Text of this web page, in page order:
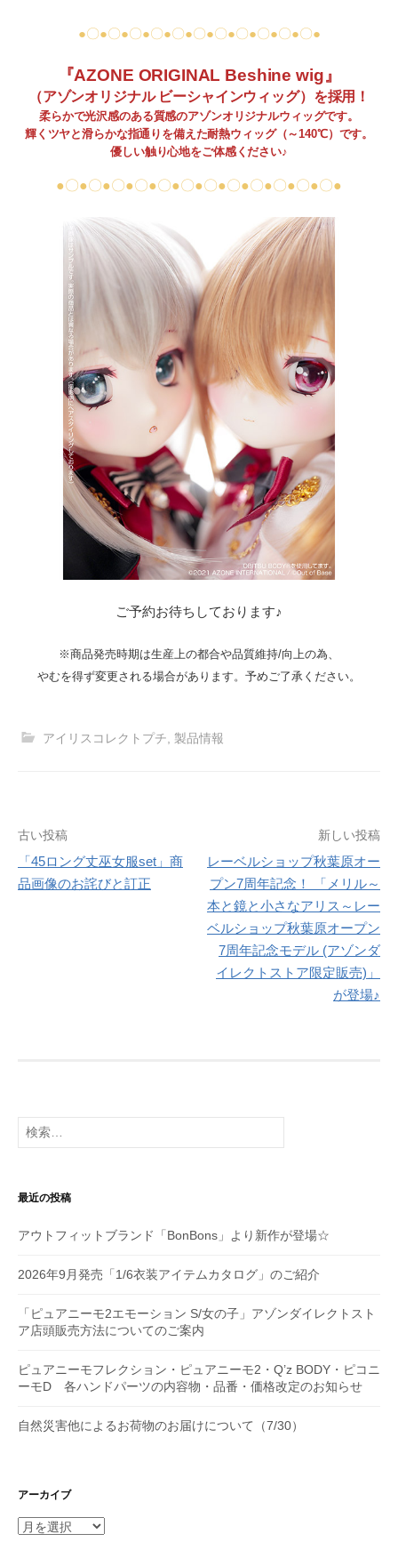
●〇●〇●〇●〇●〇●〇●〇●〇●〇●〇●〇●
『AZONE ORIGINAL Beshine wig』
（アゾンオリジナル ビーシャインウィッグ）を採用！
柔らかで光沢感のある質感のアゾンオリジナルウィッグです。
輝くツヤと滑らかな指通りを備えた耐熱ウィッグ（～140℃）です。
優しい触り心地をご体感ください♪
●〇●〇●〇●〇●〇●〇●〇●〇●〇●〇●〇●〇●
ご予約お待ちしております♪
※商品発売時期は生産上の都合や品質維持/向上の為、
やむを得ず変更される場合があります。予めご了承ください。
アイリスコレクトプチ 製品情報
投
稿
古い投稿
「45ロング丈巫女服set」商
品画像のお詫びと訂正
新しい投稿
レーベルショップ秋葉原オー
プン7周年記念！ 「メリル～
本と鏡と小さなアリス～レー
ベルショップ秋葉原オープン
7周年記念モデル (アゾンダ
イレクトストア限定販売)」
が登場♪
検
索:
最近の投稿
アウトフィットブランド「BonBons」より新作が登場☆
2026年9月発売「1/6衣装アイテムカタログ」のご紹介
「ピュアニーモ2エモーション S/女の子」アゾンダイレクトスト
ア店頭販売方法についてのご案内
ピュアニーモフレクション・ピュアニーモ2・Q’z BODY・ピコニ
ーモD 各ハンドパーツの内容物・品番・価格改定のお知らせ
自然災害他によるお荷物のお届けについて（7/30）
アーカイブ
ア